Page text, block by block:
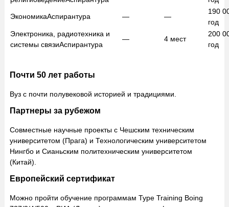
ЭкономикаАспирантура — —
190
год
Электроника, радиотехника и
системы связиАспирантура
— 4 мест
200
год
Почти 50 лет работы
Вуз с почти полувековой историей и традициями.
Партнеры за рубежом
Совместные научные проекты с Чешским техническим
университетом (Прага) и Технологическим университетом
Нингбо и Сианьским политехническим университетом
(Китай).
Европейский сертификат
Можно пройти обучение программам Type Training Boing